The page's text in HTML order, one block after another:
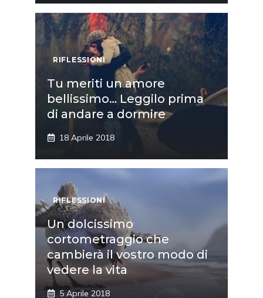
RIFLESSIONI
Tu meriti un amore
bellissimo… Leggilo prima
di andare a dormire
18 Aprile 2018
RIFLESSIONI
Un dolcissimo
cortometraggio che
cambierà il vostro modo di
vedere la vita
5 Aprile 2018